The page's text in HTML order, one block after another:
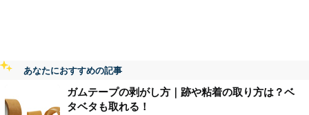
あなたにおすすめの記事
ガムテープの剥がし方｜跡や粘着の取り方は？ベ
タベタも取れる！